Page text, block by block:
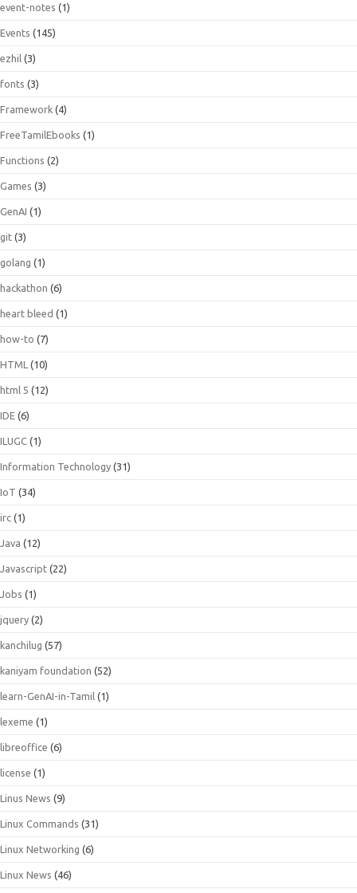
event-notes (1)
Events (145)
ezhil (3)
fonts (3)
Framework (4)
FreeTamilEbooks (1)
Functions (2)
Games (3)
GenAI (1)
git (3)
golang (1)
hackathon (6)
heart bleed (1)
how-to (7)
HTML (10)
html 5 (12)
IDE (6)
ILUGC (1)
Information Technology (31)
IoT (34)
irc (1)
Java (12)
Javascript (22)
Jobs (1)
jquery (2)
kanchilug (57)
kaniyam foundation (52)
learn-GenAI-in-Tamil (1)
lexeme (1)
libreoffice (6)
license (1)
Linus News (9)
Linux Commands (31)
Linux Networking (6)
Linux News (46)